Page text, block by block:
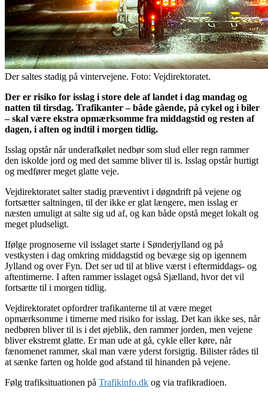
Der saltes stadig på vintervejene. Foto: Vejdirektoratet.
Der er risiko for isslag i store dele af landet i dag mandag og
natten til tirsdag. Trafikanter – både gående, på cykel og i biler
– skal være ekstra opmærksomme fra middagstid og resten af
dagen, i aften og indtil i morgen tidlig.
Isslag opstår når underafkølet nedbør som slud eller regn rammer
den iskolde jord og med det samme bliver til is. Isslag opstår hurtigt
og medfører meget glatte veje.
Vejdirektoratet salter stadig præventivt i døgndrift på vejene og
fortsætter saltningen, til der ikke er glat længere, men isslag er
næsten umuligt at salte sig ud af, og kan både opstå meget lokalt og
meget pludseligt.
Ifølge prognoserne vil isslaget starte i Sønderjylland og på
vestkysten i dag omkring middagstid og bevæge sig op igennem
Jylland og over Fyn. Det ser ud til at blive værst i eftermiddags- og
aftentimerne. I aften rammer isslaget også Sjælland, hvor det vil
fortsætte til i morgen tidlig.
Vejdirektoratet opfordrer trafikanterne til at være meget
opmærksomme i timerne med risiko for isslag. Det kan ikke ses, når
nedbøren bliver til is i det øjeblik, den rammer jorden, men vejene
bliver ekstremt glatte. Er man ude at gå, cykle eller køre, når
fænomenet rammer, skal man være yderst forsigtig. Bilister rådes til
at sænke farten og holde god afstand til hinanden på vejene.
Følg trafiksituationen på Trafikinfo.dk og via trafikradioen.